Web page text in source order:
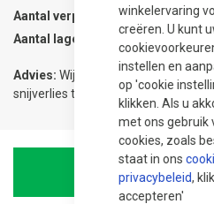
winkelervaring
creëren. U kunt
instellen en
op 'cookie
klikken. Als u
met ons gebruik
cookies, zoals
staat in ons
privacybeleid,
accepteren'
Aantal verpakkingen 0.07
Aantal lagen
Advies: Wij adviseren 5% meer te
snijverlies te compenseren.
In